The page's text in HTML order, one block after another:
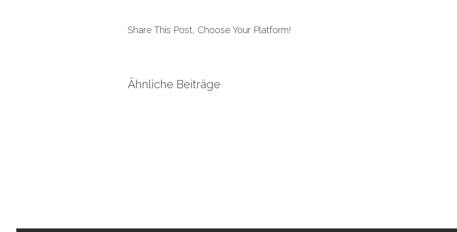
Share This Post, Choose Your Platform!
Ähnliche Beiträge